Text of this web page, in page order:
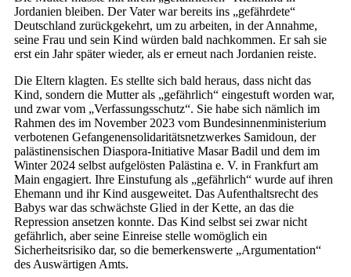
Jordanien bleiben. Der Vater war bereits ins „gefährdete“
Deutschland zurückgekehrt, um zu arbeiten, in der Annahme,
seine Frau und sein Kind würden bald nachkommen. Er sah sie
erst ein Jahr später wieder, als er erneut nach Jordanien reiste.
Die Eltern klagten. Es stellte sich bald heraus, dass nicht das
Kind, sondern die Mutter als „gefährlich“ eingestuft worden war,
und zwar vom „Verfassungsschutz“. Sie habe sich nämlich im
Rahmen des im November 2023 vom Bundesinnenministerium
verbotenen Gefangenensolidaritätsnetzwerkes Samidoun, der
palästinensischen Diaspora-Initiative Masar Badil und dem im
Winter 2024 selbst aufgelösten Palästina e. V. in Frankfurt am
Main engagiert. Ihre Einstufung als „gefährlich“ wurde auf ihren
Ehemann und ihr Kind ausgeweitet. Das Aufenthaltsrecht des
Babys war das schwächste Glied in der Kette, an das die
Repression ansetzen konnte. Das Kind selbst sei zwar nicht
gefährlich, aber seine Einreise stelle womöglich ein
Sicherheitsrisiko dar, so die bemerkenswerte „Argumentation“
des Auswärtigen Amts.